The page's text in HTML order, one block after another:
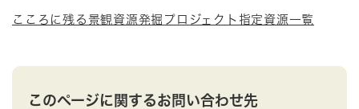
こころに残る景観資源発掘プロジェクト指定資源一覧
このページに関するお問い合わせ先